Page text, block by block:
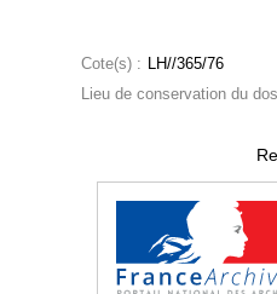
Cote(s) : LH//365/76
Lieu de conservation du